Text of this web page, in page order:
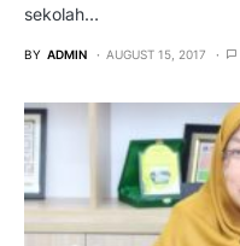
sekolah…
BY ADMIN AUGUST 15, 2017